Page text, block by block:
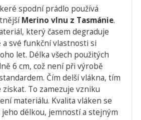
spodní prádlo používá
Merino vlnu z Tasmánie.
který časem degraduje
své funkční vlastnosti si
let. Délka všech použitých
6 cm, což není při výrobě
Čím delší vlákna, tím
To zamezuje vzniku
materiálu. Kvalita vláken se
délkou, jemností a stejným